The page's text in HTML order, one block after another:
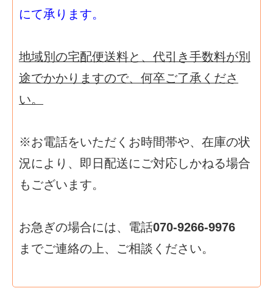
にて承ります。
地域別の宅配便送料と、代引き手数料が別
途でかかりますので、何卒ご了承くださ
い。
※お電話をいただくお時間帯や、在庫の状
況により、即日配送にご対応しかねる場合
もございます。
お急ぎの場合には、電話070-9266-9976
までご連絡の上、ご相談ください。